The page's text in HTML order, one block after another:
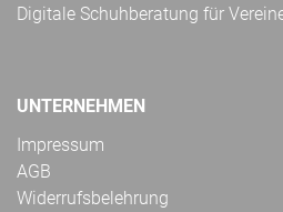
Digitale Schuhberatung für
UNTERNEHMEN
Impressum
AGB
Widerrufsbelehrung